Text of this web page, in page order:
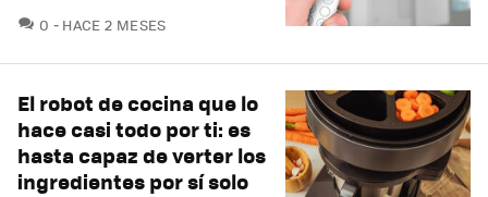
0 COMENTARIOS
HACE 2 MESES
El robot de cocina que lo
hace casi todo por ti: es
hasta capaz de verter los
ingredientes por sí solo